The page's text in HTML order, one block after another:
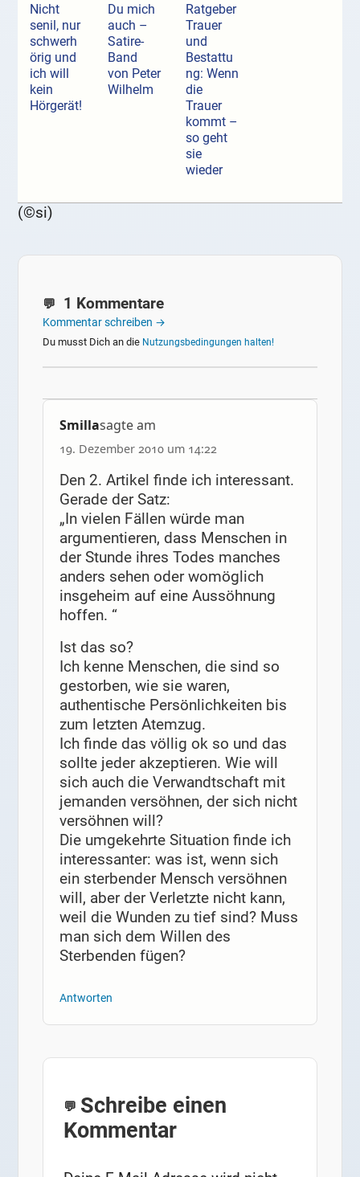
Nicht
senil, nur
schwerh
örig und
ich will
kein
Hörgerät!
Du mich
auch –
Satire-
Band
von Peter
Wilhelm
Ratgeber
Trauer
und
Bestattu
ng: Wenn
die
Trauer
kommt –
so geht
sie
wieder
(©si)
1 Kommentare
Kommentar schreiben →
Du musst Dich an die Nutzungsbedingungen halten!
Smillasagte am
19. Dezember 2010 um 14:22
Den 2. Artikel finde ich interessant.
Gerade der Satz:
„In vielen Fällen würde man
argumentieren, dass Menschen in
der Stunde ihres Todes manches
anders sehen oder womöglich
insgeheim auf eine Aussöhnung
hoffen. “
Ist das so?
Ich kenne Menschen, die sind so
gestorben, wie sie waren,
authentische Persönlichkeiten bis
zum letzten Atemzug.
Ich finde das völlig ok so und das
sollte jeder akzeptieren. Wie will
sich auch die Verwandtschaft mit
jemanden versöhnen, der sich nicht
versöhnen will?
Die umgekehrte Situation finde ich
interessanter: was ist, wenn sich
ein sterbender Mensch versöhnen
will, aber der Verletzte nicht kann,
weil die Wunden zu tief sind? Muss
man sich dem Willen des
Sterbenden fügen?
Antworten
Schreibe einen
Kommentar